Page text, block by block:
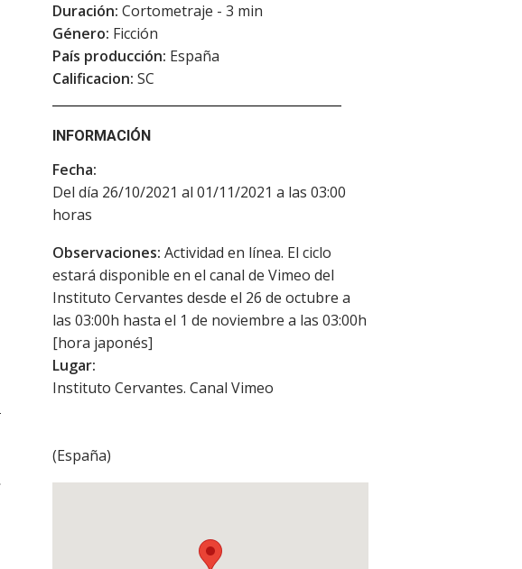
Duración: Cortometraje - 3 min
Género: Ficción
País producción: España
Calificacion: SC
INFORMACIÓN
Fecha:
Del día 26/10/2021 al 01/11/2021 a las 03:00
horas
Observaciones: Actividad en línea. El ciclo
estará disponible en el canal de Vimeo del
Instituto Cervantes desde el 26 de octubre a
las 03:00h hasta el 1 de noviembre a las 03:00h
[hora japonés]
Lugar:
Instituto Cervantes. Canal Vimeo
(España)